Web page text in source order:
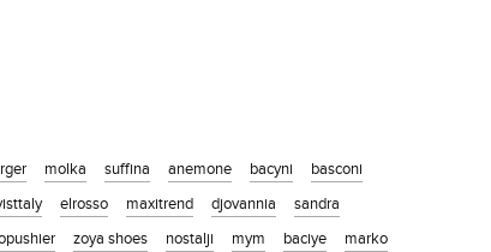
molka suffina anemone bacyni
basconi
elrosso maxitrend djovannia
sandra
zoya shoes nostalji mym baciye
marko